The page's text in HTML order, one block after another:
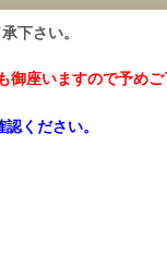
下さい。
御座いますので予め
ください。